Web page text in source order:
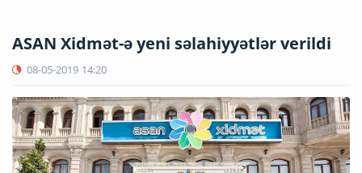
ASAN Xidmət-ə yeni səlahiyyətlər verildi
08-05-2019 14:20